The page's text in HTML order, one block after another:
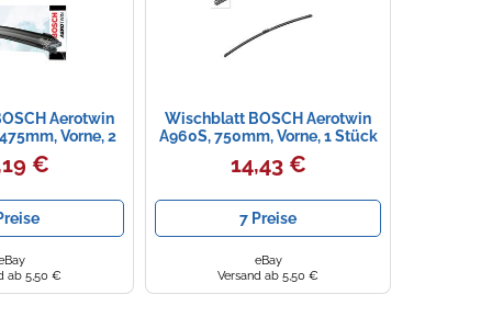
Aerotwin
Vorne, 2
€
ab 5,50 €
Wischblatt BOSCH Aerotwin
A960S, 750mm, Vorne, 1 Stück
14,43 €
7 Preise
eBay
Versand ab 5,50 €